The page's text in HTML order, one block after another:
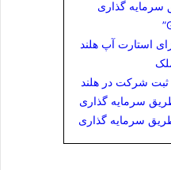
سرمایه گذاری
استارت آپ هلند
ثبت شرکت در هلند
سرمایه گذاری
سرمایه گذاری